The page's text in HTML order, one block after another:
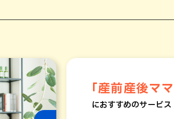
「産前産後マ
におすすめのサービ